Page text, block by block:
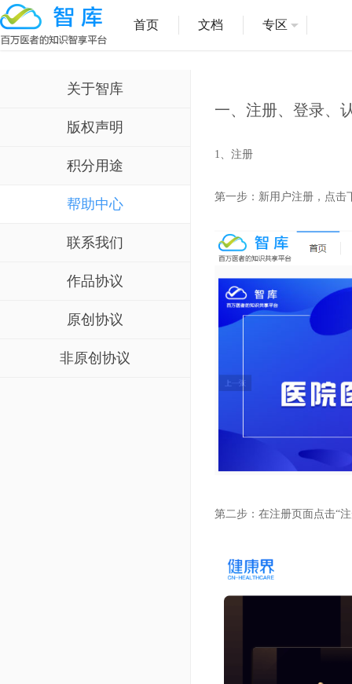
首页 文档 专区
关于智库
版权声明
积分用途
帮助中心
联系我们
作品协议
原创协议
非原创协议
一、注册、登录、
1、注册
第一步：新用户注册，点击
第二步：在注册页面点击“